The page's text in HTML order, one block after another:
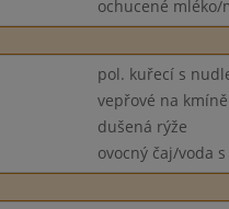
ochucené
pol. kuřecí s
vepřové na kmíně
dušená rýže
ovocný čaj/voda